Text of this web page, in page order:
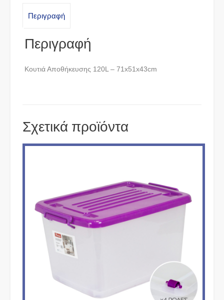
Περιγραφή
Περιγραφή
Κουτιά Αποθήκευσης 120L – 71x51x43cm
Σχετικά προϊόντα